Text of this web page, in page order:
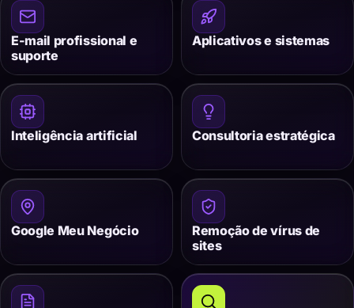
E-mail profissional e
suporte
Aplicativos e sistemas
Inteligência artificial Consultoria estratégica
Google Meu Negócio
Remoção de vírus de
sites